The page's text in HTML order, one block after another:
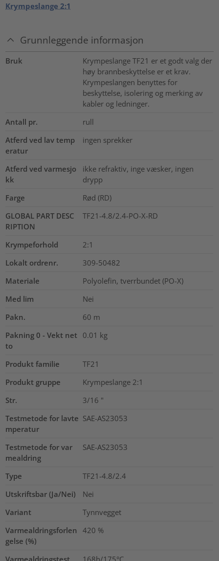
Krympeslange 2:1
Grunnleggende informasjon
Bruk
Krympeslange TF21 er et godt valg der
høy brannbeskyttelse er et krav.
Krympeslangen benyttes for
beskyttelse, isolering og merking av
kabler og ledninger.
Antall pr.
rull
Atferd ved lav temp
eratur
ingen sprekker
Atferd ved varmesjo
kk
ikke refraktiv, inge væsker, ingen
drypp
Farge
Rød (RD)
GLOBAL PART DESC
RIPTION
TF21-4.8/2.4-PO-X-RD
Krympeforhold
2:1
Lokalt ordrenr.
309-50482
Materiale
Polyolefin, tverrbundet (PO-X)
Med lim
Nei
Pakn.
60 m
Pakning 0 - Vekt net
to
0.01 kg
Produkt familie
TF21
Produkt gruppe
Krympeslange 2:1
Str.
3/16 "
Testmetode for lavte
mperatur
SAE-AS23053
Testmetode for var
mealdring
SAE-AS23053
Type
TF21-4.8/2.4
Utskriftsbar (Ja/Nei)
Nei
Variant
Tynnvegget
Varmealdringsforlen
gelse (%)
420 %
Varmealdringstest 168h/175°C